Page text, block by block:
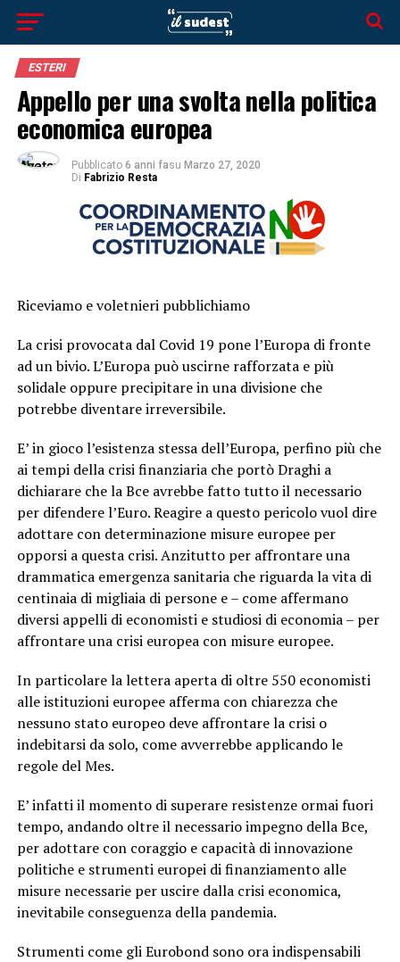
ESTERI
Appello per una svolta nella politica
economica europea
Pubblicato 6 anni fasu Marzo 27, 2020
Di Fabrizio Resta
Riceviamo e voletnieri pubblichiamo
La crisi provocata dal Covid 19 pone l’Europa di fronte
ad un bivio. L’Europa può uscirne rafforzata e più
solidale oppure precipitare in una divisione che
potrebbe diventare irreversibile.
E’ in gioco l’esistenza stessa dell’Europa, perfino più che
ai tempi della crisi finanziaria che portò Draghi a
dichiarare che la Bce avrebbe fatto tutto il necessario
per difendere l’Euro. Reagire a questo pericolo vuol dire
adottare con determinazione misure europee per
opporsi a questa crisi. Anzitutto per affrontare una
drammatica emergenza sanitaria che riguarda la vita di
centinaia di migliaia di persone e – come affermano
diversi appelli di economisti e studiosi di economia – per
affrontare una crisi europea con misure europee.
In particolare la lettera aperta di oltre 550 economisti
alle istituzioni europee afferma con chiarezza che
nessuno stato europeo deve affrontare la crisi o
indebitarsi da solo, come avverrebbe applicando le
regole del Mes.
E’ infatti il momento di superare resistenze ormai fuori
tempo, andando oltre il necessario impegno della Bce,
per adottare con coraggio e capacità di innovazione
politiche e strumenti europei di finanziamento alle
misure necessarie per uscire dalla crisi economica,
inevitabile conseguenza della pandemia.
Strumenti come gli Eurobond sono ora indispensabili